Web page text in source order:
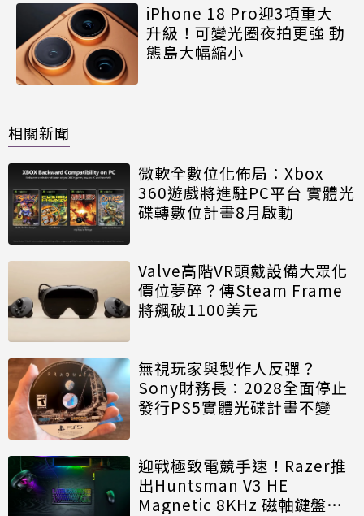
iPhone 18 Pro迎3項重大
升級！可變光圈夜拍更強 動
態島大幅縮小
相關新聞
微軟全數位化佈局：Xbox
360遊戲將進駐PC平台 實體光
碟轉數位計畫8月啟動
Valve高階VR頭戴設備大眾化
價位夢碎？傳Steam Frame
將飆破1100美元
無視玩家與製作人反彈？
Sony財務長：2028全面停止
發行PS5實體光碟計畫不變
迎戰極致電競手速！Razer推
出Huntsman V3 HE
Magnetic 8KHz 磁軸鍵盤效